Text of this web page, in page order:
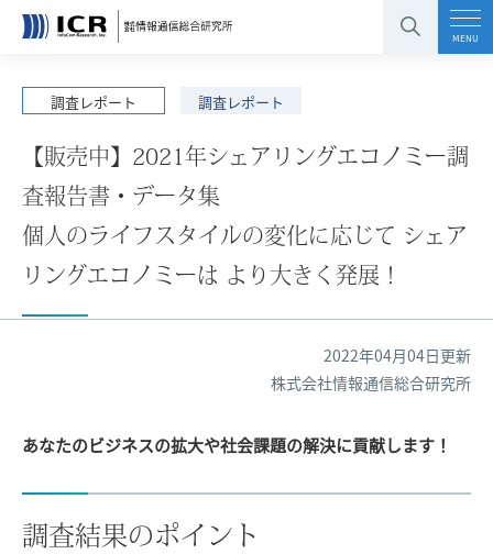
MENU
調査レポート 調査レポート
【販売中】2021年シェアリングエコノミー調
査報告書・データ集
個人のライフスタイルの変化に応じて シェア
リングエコノミーは より大きく発展！
2022年04月04日更新
株式会社情報通信総合研究所
あなたのビジネスの拡大や社会課題の解決に貢献します！
調査結果のポイント